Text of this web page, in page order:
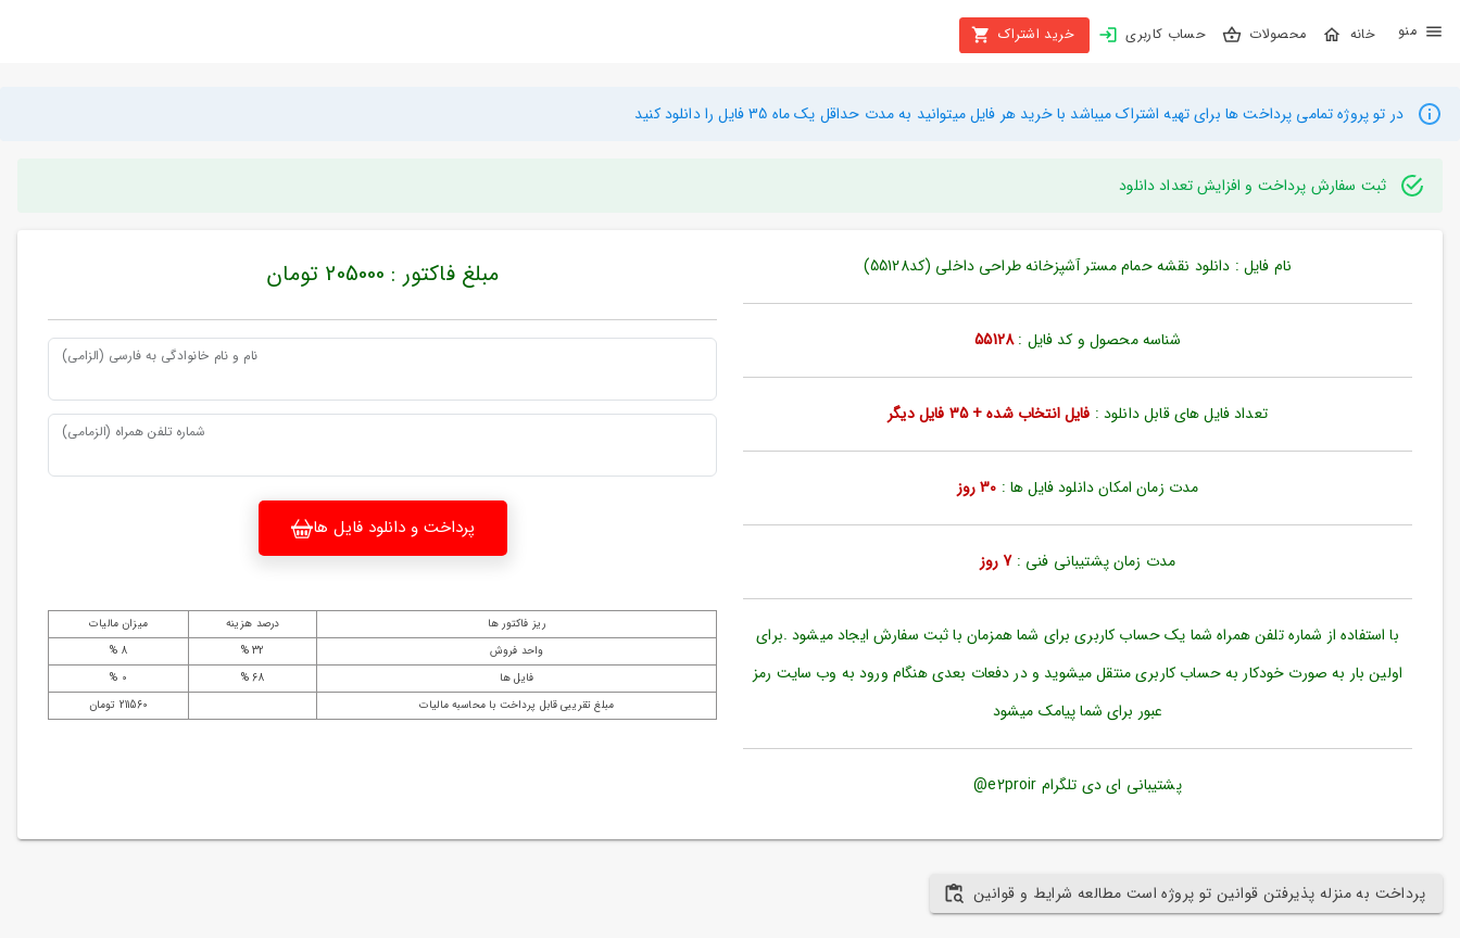
محصولات حساب کاربری خرید اشتراک
بستن
محصولات
اشتراک
کاربری
ثبت
بازیابی
رمز
علاقه
در تو پروژه تمامی پرداخت ها برای تهیه اشتراک میباشد با خرید هر فایل میتوانید به مدت حداقل یک ماه 35 فایل را دانلود کنید
ثبت سفارش پرداخت و افزایش تعداد دانلود
نام فایل : دانلود نقشه حمام مستر آشپزخانه طراحی داخلی (کد55128)
شناسه محصول و کد فایل :55128
تعداد فایل های قابل دانلود : فایل انتخاب شده + 35 فایل دیگر
مدت زمان امکان دانلود فایل ها : 30 روز
مدت زمان پشتیبانی فنی :7 روز
با استفاده از شماره تلفن همراه شما یک حساب کاربری برای شما همزمان با ثبت سفارش ایجاد میشود .برای
اولین بار به صورت خودکار به حساب کاربری منتقل میشوید و در دفعات بعدی هنگام ورود به وب سایت رمز
عبور برای شما پیامک میشود
پشتیبانی ای دی تلگرام e2proir@
مبلغ فاکتور : 205000 تومان
نام و نام خانوادگی به فارسی (الزامی)
شماره تلفن همراه (الزمامی)
پرداخت و دانلود فایل ها
ریز فاکتور ها درصد هزینه
میزان مالیات
واحد فروش
32 %
8 %
فایل ها
68 %
0 %
مبلغ تقریبی قابل پرداخت با محاسبه مالیات
211560 تومان
پرداخت به منزله پذیرفتن قوانین تو پروژه است مطالعه شرایط و قوانین